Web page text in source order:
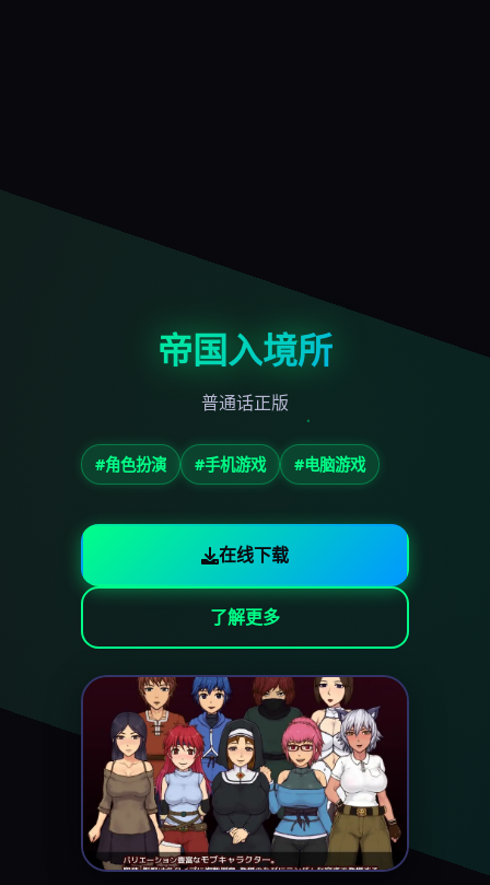
帝国入境所
普通话正版
#角色扮演 #手机游戏 #电脑游戏
在线下载
了解更多